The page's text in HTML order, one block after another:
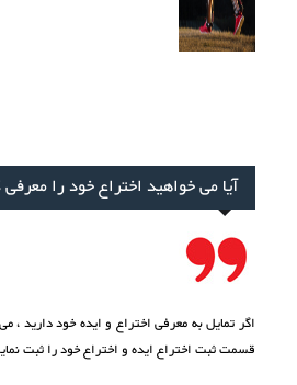
آیا می خواهید اختراع خود را
اگر تمایل به معرفی اختراع و ایده خود دارید ،
قسمتثبت اختراع ایدهو اختراع خود را ثبت